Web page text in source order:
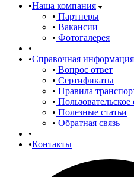
Наша компания
Партнеры
Вакансии
Фотогалерея
Справочная информация
Вопрос ответ
Сертификаты
Правила
Полезные статьи
Обратная связь
Контакты